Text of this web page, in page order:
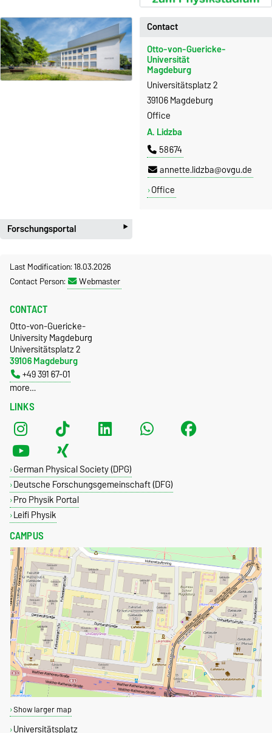
Contact
Otto-von-Guericke-
Universität
Magdeburg
Universitätsplatz 2
39106 Magdeburg
Office
A. Lidzba
58674
annette.lidzba@ovgu.de
Office
Forschungsportal ‣
Last Modification: 18.03.2026
Contact Person:
Webmaster
LINKS
German Physical Society (DPG)
Deutsche Forschungsgemeinschaft (DFG)
Pro Physik Portal
Leifi Physik
CONTACT
Otto-von-Guericke-
University Magdeburg
Universitätsplatz 2
39106 Magdeburg
+49 391 67-01
more…
CAMPUS
Show larger map
Universitätsplatz